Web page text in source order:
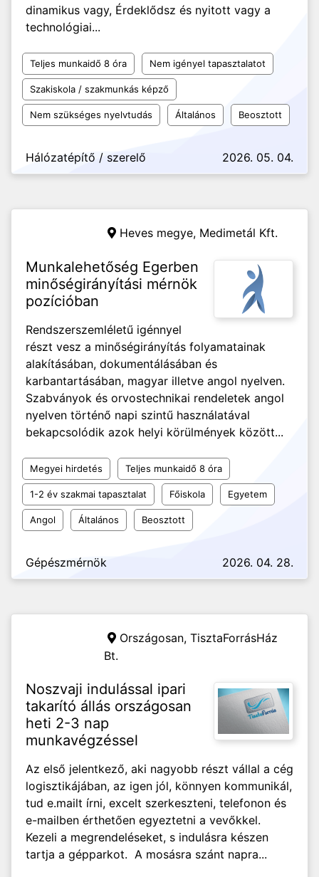
dinamikus vagy, Érdeklődsz és nyitott vagy a
technológiai...
Teljes munkaidő 8 óra Nem igényel tapasztalatot
Szakiskola / szakmunkás képző
Nem szükséges nyelvtudás Általános Beosztott
Hálózatépítő / szerelő 2026. 05. 04.
Heves megye, Medimetál Kft.
Munkalehetőség Egerben
minőségirányítási mérnök
pozícióban
Rendszerszemléletű igénnyel
részt vesz a minőségirányítás folyamatainak
alakításában, dokumentálásában és
karbantartásában, magyar illetve angol nyelven.
Szabványok és orvostechnikai rendeletek angol
nyelven történő napi szintű használatával
bekapcsolódik azok helyi körülmények között...
Megyei hirdetés Teljes munkaidő 8 óra
1-2 év szakmai tapasztalat Főiskola Egyetem
Angol Általános Beosztott
Gépészmérnök 2026. 04. 28.
Országosan, TisztaForrásHáz
Bt.
Noszvaji indulással ipari
takarító állás országosan
heti 2-3 nap
munkavégzéssel
Az első jelentkező, aki nagyobb részt vállal a cég
logisztikájában, az igen jól, könnyen kommunikál,
tud e.mailt írni, excelt szerkeszteni, telefonon és
e-mailben érthetően egyeztetni a vevőkkel.
Kezeli a megrendeléseket, s indulásra készen
tartja a gépparkot. A mosásra szánt napra...